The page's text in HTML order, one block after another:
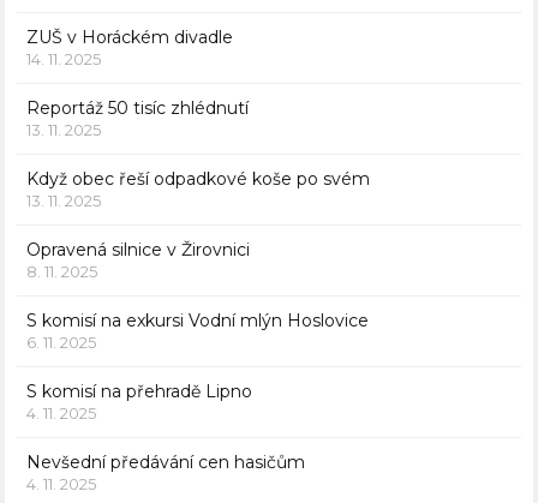
ZUŠ v Horáckém divadle
14. 11. 2025
Reportáž 50 tisíc zhlédnutí
13. 11. 2025
Když obec řeší odpadkové koše po svém
13. 11. 2025
Opravená silnice v Žirovnici
8. 11. 2025
S komisí na exkursi Vodní mlýn Hoslovice
6. 11. 2025
S komisí na přehradě Lipno
4. 11. 2025
Nevšední předávání cen hasičům
4. 11. 2025